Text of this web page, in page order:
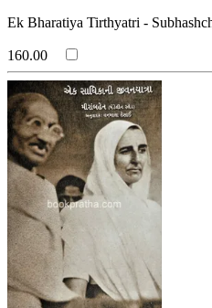
Ek Bharatiya Tirthyatri -
160.00